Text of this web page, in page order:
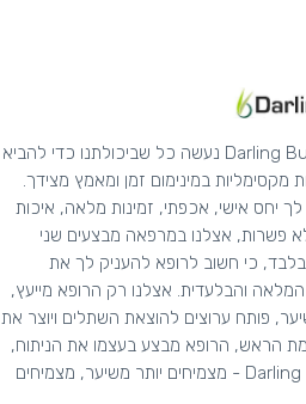
אצלנו ב-Darling Buds נעשה כל שביכולתנו כדי להביא
מקסימליות במינימום זמן ומאמץ מצידך.
יחס אישי, אכפתי, זמינות מלאה, איכות
פשרות, אצלנו במרפאה מבצעים שני
בלבד, כי חשוב לרופא להעניק לך את
והבלעדית. אצלנו רק הרופא מייעץ,
פותח ערוצים להוצאת השתלים ויוצר את
הראש, הרופא מבצע בעצמו את הניתוח,
תמיד! Darling Buds - מצמיחים יותר משיער, מצמיחים